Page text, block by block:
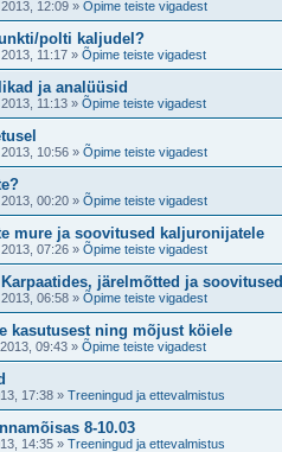
12:09 » Õpime teiste vigadest
polti kaljudel?
11:17 » Õpime teiste vigadest
ja analüüsid
11:13 » Õpime teiste vigadest
10:56 » Õpime teiste vigadest
00:20 » Õpime teiste vigadest
mure ja soovitused kaljuronijatele
07:26 » Õpime teiste vigadest
järelmõtted ja soovitused
06:58 » Õpime teiste vigadest
kasutusest ning mõjust köiele
09:43 » Õpime teiste vigadest
17:38 » Treeningud ja ettevalmistus
8-10.03
14:35 » Treeningud ja ettevalmistus